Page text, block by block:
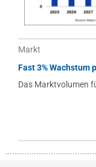
Markt
Fast 3% Wachstum
Das Marktvolumen